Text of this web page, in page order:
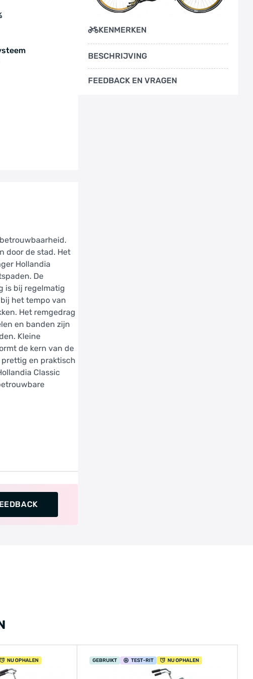
door de stad. Het
Hollandia
De
is bij regelmatig
het tempo van
Het remgedrag
en banden zijn
Kleine
de kern van de
prettig en praktisch
Classic
KENMERKEN
BESCHRIJVING
FEEDBACK EN VRAGEN
NU OPHALEN GEBRUIKT TEST-RIT NU OPHALEN